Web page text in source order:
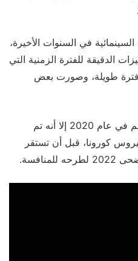
في السنوات الأخيرة،
الدقيقة للفترة الزمنية التي
فترة طويلة، وصورت بعض
وكان من المتوقع أن يطرح الفيلم في عام 2020 إلا أنه تم
كورونا، قبل أن تستقر